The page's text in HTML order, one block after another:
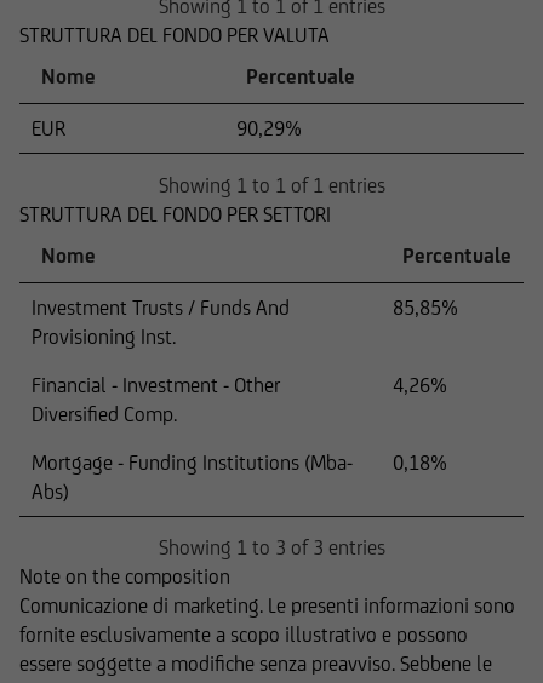
Showing 1 to 1 of 1 entries
STRUTTURA DEL FONDO PER VALUTA
Nome
Percentuale
EUR 90,29%
Showing 1 to 1 of 1 entries
STRUTTURA DEL FONDO PER SETTORI
Nome
Percentuale
Investment Trusts / Funds And
Provisioning Inst.
85,85%
Financial - Investment - Other
Diversified Comp.
4,26%
Mortgage - Funding Institutions (Mba-
Abs)
0,18%
Showing 1 to 3 of 3 entries
Note on the composition
Comunicazione di marketing. Le presenti informazioni sono
fornite esclusivamente a scopo illustrativo e possono
essere soggette a modifiche senza preavviso. Sebbene le
debba essere registrata ai sensi delle leggi